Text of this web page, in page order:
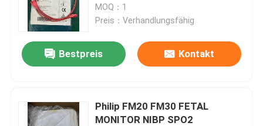
MOQ：1
Preis：Verhandlungsfähig
Bestpreis Kontakt
Philip FM20 FM30 FETAL
MONITOR NIBP SPO2